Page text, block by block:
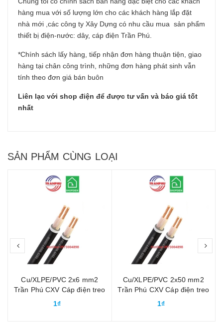
hàng mua với số lượng lớn cho các khách hàng lắp đặt
nhà mới ,các công ty Xây Dựng có nhu cầu mua sản phẩm
thiết bị điện-nước: dây, cáp điện Trần Phú.
*Chính sách lấy hàng, tiếp nhận đơn hàng thuận tiện, giao
hàng tại chân công trình, những đơn hàng phát sinh vẫn
tính theo đơn giá bán buôn
Liên lạc với shop điện để được tư vấn và báo giá tốt
nhất
SẢN PHẨM CÙNG LOẠI
Cu/XLPE/PVC 2x6 mm2
Trần Phú CXV Cáp điện treo
ngoài trời
1₫
Cu/XLPE/PVC 2x50 mm2
Trần Phú CXV Cáp điện treo
ngoài trời
1₫
prev